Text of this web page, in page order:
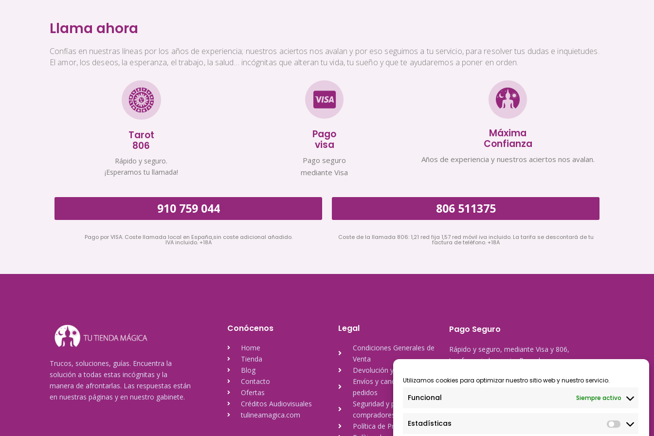
Utilizamos cookies para optimizar nuestro sitio web y nuestro servicio.
Funcional Siempre activo
Estadísticas
Llama ahora
Confías en nuestras líneas por los años de experiencia; nuestros aciertos nos avalan y por eso seguimos a tu servicio, para resolver tus dudas e inquietudes.
El amor, los deseos, la esperanza, el trabajo, la salud… incógnitas que alteran tu vida, tu sueño y que te ayudaremos a poner en orden.
Tarot
806
Rápido y seguro.
¡Esperamos tu llamada!
Pago
visa
Pago seguro
mediante Visa
Máxima
Confianza
Años de experiencia y nuestros aciertos nos avalan.
910 759 044
Pago por VISA. Coste llamada local en España,sin coste adicional añadido.
IVA incluido. +18A
806 511375
Coste de la llamada 806: 1,21 red fija 1,57 red móvil iva incluido. La tarifa se descontará de tu
factura de teléfono. +18A
Trucos, soluciones, guías. Encuentra la
solución a todas estas incógnitas y la
manera de afrontarlas. Las respuestas están
en nuestras páginas y en nuestro gabinete.
Conócenos
Home
Tienda
Blog
Contacto
Ofertas
Créditos Audiovisuales
tulineamagica.com
Legal
Condiciones Generales de
Venta
Devolución y reembolso
Envíos y cancelación de
pedidos
Seguridad y protección a
compradores
Política de Privacidad
Pago Seguro
Rápido y seguro, mediante Visa y 806,
trasferencia bancaria, Paypal